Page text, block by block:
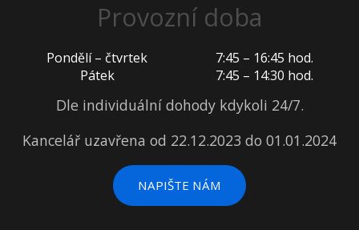
Provozní doba
Pondělí – čtvrtek
7:45 – 16:45 hod.
Pátek
7:45 – 14:30 hod.
Dle individuální dohody kdykoli 24/7.
Kancelář uzavřena od 22.12.2023 do 01.01.2024
NAPIŠTE NÁM